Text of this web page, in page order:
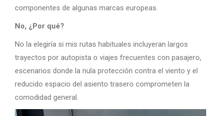
componentes de algunas marcas europeas.
No, ¿Por qué?
No la elegiría si mis rutas habituales incluyeran largos
trayectos por autopista o viajes frecuentes con pasajero,
escenarios donde la nula protección contra el viento y el
reducido espacio del asiento trasero comprometen la
comodidad general.